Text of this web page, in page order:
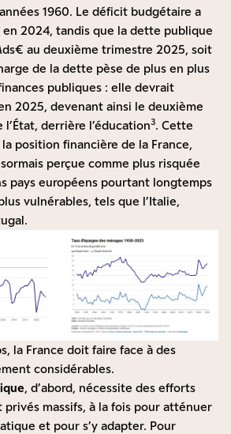
1960. Le déficit budgétaire a
en 2024, tandis que la dette publique
au deuxième trimestre 2025, soit
de la dette pèse de plus en plus
publiques : elle devrait
2025, devenant ainsi le deuxième
derrière l’éducation3. Cette
position financière de la France,
perçue comme plus risquée
pays européens pourtant longtemps
vulnérables, tels que l’Italie,
la France doit faire face à des
considérables.
, d’abord, nécessite des efforts
massifs, à la fois pour atténuer
et pour s’y adapter. Pour